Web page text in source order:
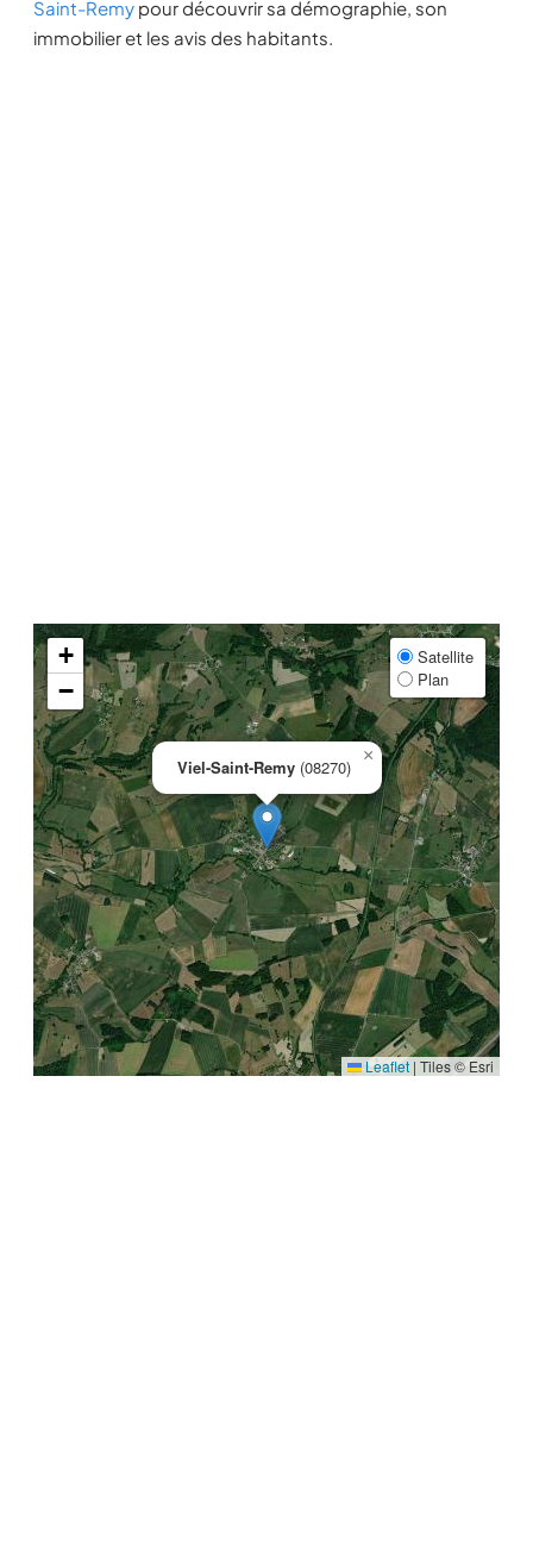
Saint-Remy pour découvrir sa démographie, son
immobilier et les avis des habitants.
Viel-Saint-Remy (08270)
×
+
−
Satellite
Plan
Leaflet | Tiles © Esri